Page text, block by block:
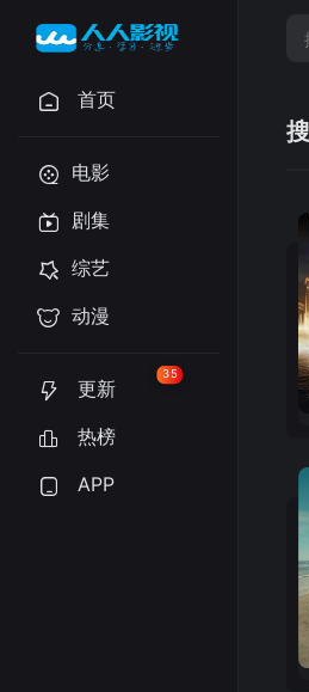
首页
电影
剧集
综艺
动漫
更新
35
热榜
APP